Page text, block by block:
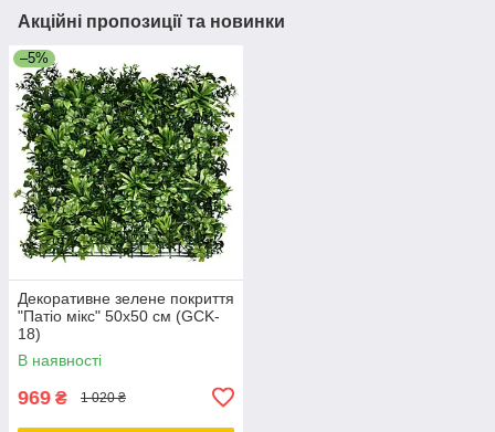
Акційні пропозиції та новинки
–5%
Декоративне зелене покриття
"Патіо мікс" 50х50 см (GCK-
18)
В наявності
969 ₴ 1 020 ₴